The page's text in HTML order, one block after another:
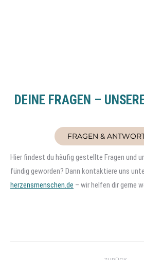
DEINE FRAGEN –
FRAGEN &
Hier findest du häufig gestellte Fragen und
fündig geworden? Dann kontaktiere uns
herzensmenschen.de – wir helfen dir gerne